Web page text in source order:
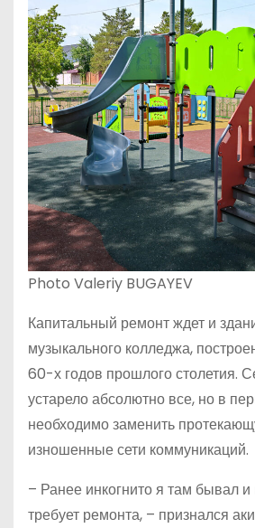
Photo Valeriy BUGAYEV
Капитальный ремонт ждет и
музыкального колледжа,
60-х годов прошлого столетия.
устарело абсолютно все, но в
необходимо заменить
изношенные сети коммуникаций.
– Ранее инкогнито я там бывал и
требует ремонта, – признался